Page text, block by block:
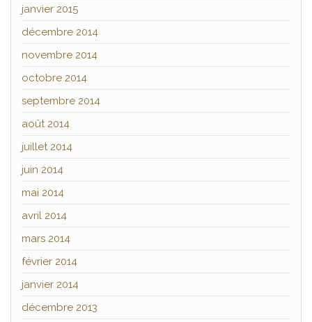
janvier 2015
décembre 2014
novembre 2014
octobre 2014
septembre 2014
août 2014
juillet 2014
juin 2014
mai 2014
avril 2014
mars 2014
février 2014
janvier 2014
décembre 2013